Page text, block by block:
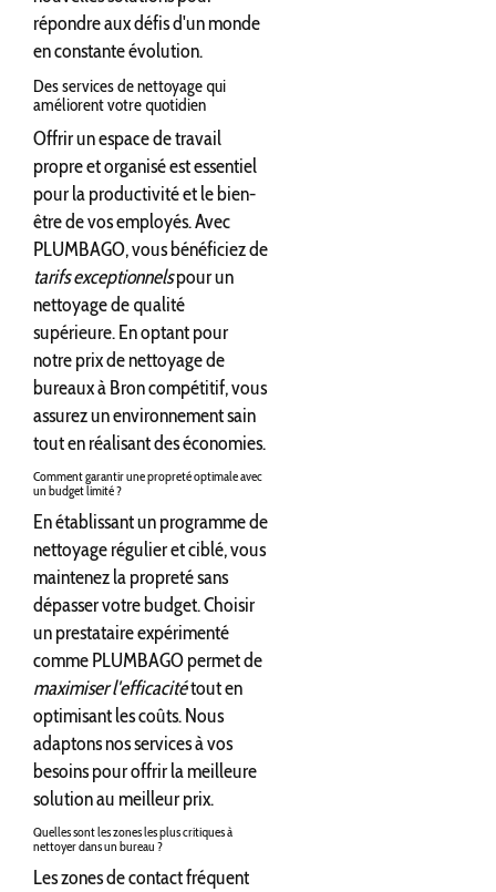
répondre aux défis d'un monde
en constante évolution.
Des services de nettoyage qui
améliorent votre quotidien
Offrir un espace de travail
propre et organisé est essentiel
pour la productivité et le bien-
être de vos employés. Avec
PLUMBAGO, vous bénéficiez de
tarifs exceptionnelspour un
nettoyage de qualité
supérieure. En optant pour
notre prix de nettoyage de
bureaux à Bron compétitif, vous
assurez un environnement sain
tout en réalisant des économies.
Comment garantir une propreté optimale avec
un budget limité ?
En établissant un programme de
nettoyage régulier et ciblé, vous
maintenez la propreté sans
dépasser votre budget. Choisir
un prestataire expérimenté
comme PLUMBAGO permet de
maximiser l'efficacitétout en
optimisant les coûts. Nous
adaptons nos services à vos
besoins pour offrir la meilleure
solution au meilleur prix.
Quelles sont les zones les plus critiques à
nettoyer dans un bureau ?
Les zones de contact fréquent